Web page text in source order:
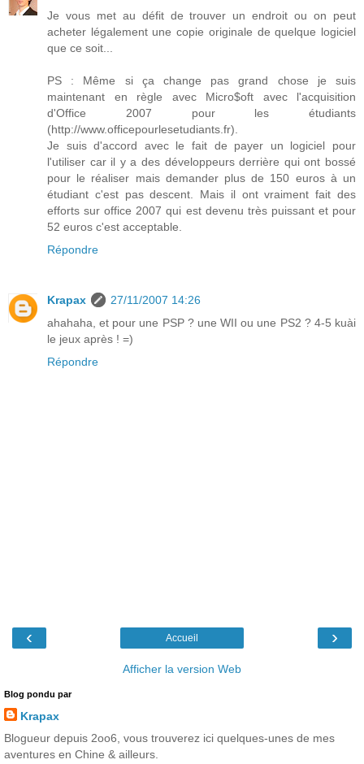
Je vous met au défit de trouver un endroit ou on peut
acheter légalement une copie originale de quelque logiciel
que ce soit...
PS : Même si ça change pas grand chose je suis
maintenant en règle avec Micro$oft avec l'acquisition
d'Office 2007 pour les étudiants
(http://www.officepourlesetudiants.fr).
Je suis d'accord avec le fait de payer un logiciel pour
l'utiliser car il y a des développeurs derrière qui ont bossé
pour le réaliser mais demander plus de 150 euros à un
étudiant c'est pas descent. Mais il ont vraiment fait des
efforts sur office 2007 qui est devenu très puissant et pour
52 euros c'est acceptable.
Répondre
Krapax
27/11/2007 14:26
ahahaha, et pour une PSP ? une WII ou une PS2 ? 4-5 kuài
le jeux après ! =)
Répondre
‹ ›
Accueil
Afficher la version Web
Blog pondu par
Krapax
Blogueur depuis 2oo6, vous trouverez ici quelques-unes de mes
aventures en Chine & ailleurs.